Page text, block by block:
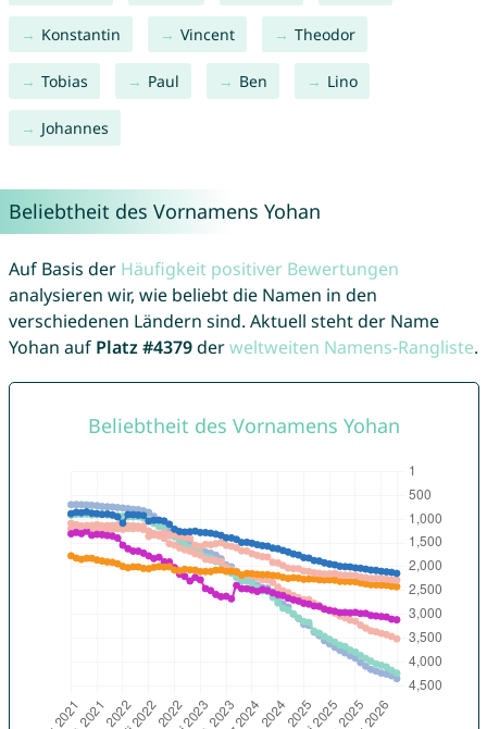
Konstantin Vincent Theodor
Tobias Paul Ben Lino
Johannes
Beliebtheit des Vornamens Yohan
Auf Basis der Häufigkeit positiver Bewertungen
analysieren wir, wie beliebt die Namen in den
verschiedenen Ländern sind. Aktuell steht der Name
Yohan auf Platz #4379derweltweiten Namens-Rangliste.